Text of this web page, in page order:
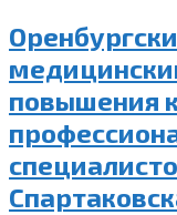
повышения